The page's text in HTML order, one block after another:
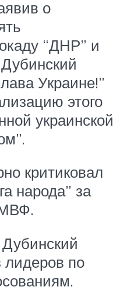
о
“ДНР” и
Украине!”
этого
украинской
критиковал
народа” за
лидеров по